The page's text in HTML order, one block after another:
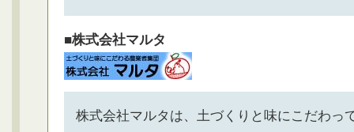
■株式会社マルタ
株式会社マルタは、土づくりと味にこだわっ